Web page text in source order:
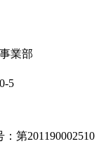
業部
5
第201190002510